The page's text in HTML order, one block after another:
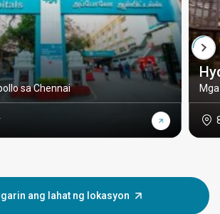
sa Chennai
ang lahat ng lokasyon